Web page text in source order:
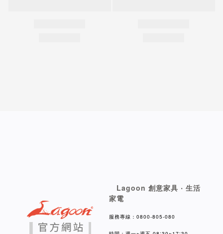
Lagoon 創意家具 ‧ 生活
家電
服務專線：0800-805-080